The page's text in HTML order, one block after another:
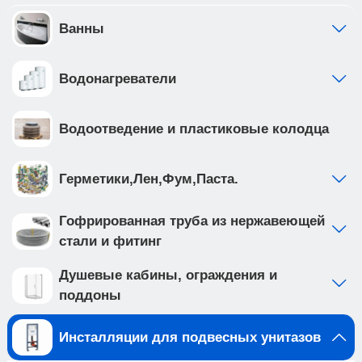
стали с антикоррозийным покрытием, что
обеспечивает надежность и долговечность
спокойствие и комфорт в вашем доме на долгие
Создайте идеальную ванную комнату с
комплектом сантехники, который включает
IB.BRA.234.1B1) и клавишу смыва INOX-C цвета
вороненая сталь, нержавеющая сталь (арт.
IB.B011.008.000 ). Подвесной унитаз с системой
смыва TORNADO выполнен из белого фарфора,
TORNADO на 20% эфективнее других смывов •
чаша с технологией антивсплеск минимизирует
возможность брызг и обеспечивает комфорт во
время использования • наноглазированное
антибактериальное покрытие унитаза
Ванны
Водонагреватели
Водоотведение и пластиковые колодца
Герметики,Лен,Фум,Паста.
Гофрированная труба из нержавеющей
стали и фитинг
Душевые кабины, ограждения и
поддоны
Инсталляции для подвесных унитазов